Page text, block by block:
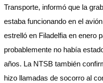
Transporte, informó que la
estaba funcionando en el
estrelló en Filadelfia en enero
probablemente no había
años. La NTSB también
hizo llamadas de socorro al